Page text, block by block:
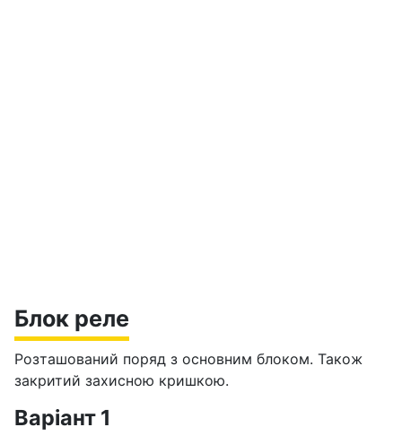
Блок реле
Розташований поряд з основним блоком. Також
закритий захисною кришкою.
Варіант 1